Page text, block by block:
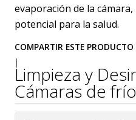
evaporación de la
potencial para la salud.
COMPARTIR ESTE PRODUCTO
|
Limpieza y
Cámaras de frío